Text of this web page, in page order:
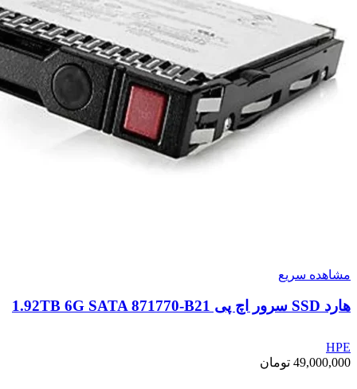
مشاهده سریع
هارد SSD سرور اچ پی 1.92TB 6G SATA 871770-B21
HPE
49,000,000 تومان